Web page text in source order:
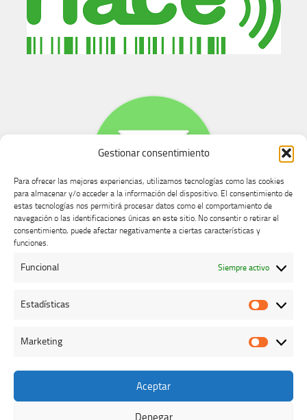
Gestionar consentimiento
Para ofrecer las mejores experiencias, utilizamos tecnologías como las cookies
para almacenar y/o acceder a la información del dispositivo. El consentimiento de
estas tecnologías nos permitirá procesar datos como el comportamiento de
navegación o las identificaciones únicas en este sitio. No consentir o retirar el
consentimiento, puede afectar negativamente a ciertas características y
funciones.
Funcional Siempre activo
Estadísticas
Marketing
Aceptar
Denegar
Buzón de dudas, quejas y sugerencias
Colegio Oficial de Veterinarios de Cáceres © 2026. Todos los